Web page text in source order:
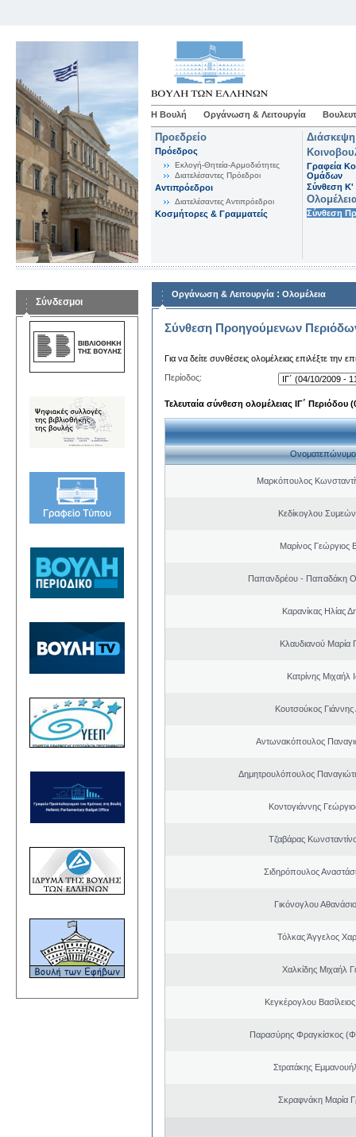
Η Βουλή Οργάνωση & Λειτουργία
Προεδρείο
Πρόεδρος
Εκλογή-Θητεία-Αρμοδιότητες
Διατελέσαντες Πρόεδροι
Αντιπρόεδροι
Διατελέσαντες Αντιπρόεδροι
Κοσμήτορες & Γραμματείς
Γραφεία
Ομάδων
Σύνθεση K'
Σύνθεση
Σύνδεσμοι
Οργάνωση & Λειτουργία : Ολομέλεια
Σύνθεση Προηγούμενων
Για να δείτε συνθέσεις ολομέλειας επιλέξτε την
Περίοδος:
Τελευταία σύνθεση ολομέλειας ΙΓ΄ Περιόδου
Ονοματεπώνυμο
Μαρκόπουλος
Κεδίκογλου
Μαρίνος Γεώργιος
Παπανδρέου - Παπαδάκη
Καρανίκας Ηλίας
Κλαυδιανού Μαρία
Κατρίνης Μιχαήλ
Κουτσούκος Γιάννης
Αντωνακόπουλος
Δημητρουλόπουλος
Κοντογιάννης
Τζαβάρας
Σιδηρόπουλος
Γικόνογλου
Τόλκας Άγγελος
Χαλκίδης Μιχαήλ
Κεγκέρογλου
Παρασύρης Φραγκίσκος
Στρατάκης
Σκραφνάκη Μαρία